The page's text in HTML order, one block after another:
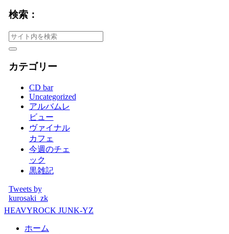
検索：
カテゴリー
CD bar
Uncategorized
アルバムレ
ビュー
ヴァイナル
カフェ
今週のチェ
ック
黒雑記
Tweets by
kurosaki_zk
HEAVYROCK JUNK-YZ
ホーム